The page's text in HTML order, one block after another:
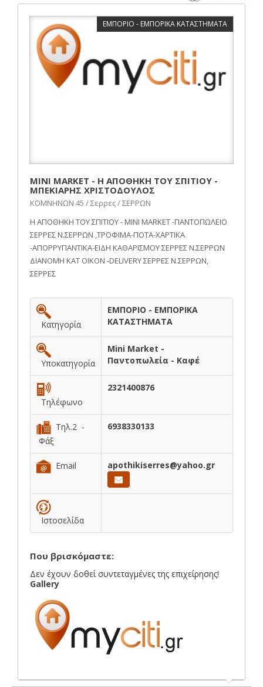
ΕΜΠΟΡΙΟ - ΕΜΠΟΡΙΚΑ ΚΑΤΑΣΤΗΜΑΤΑ
MINI MARKET - Η ΑΠΟΘΗΚΗ ΤΟΥ ΣΠΙΤΙΟΥ -
ΜΠΕΚΙΑΡΗΣ ΧΡΙΣΤΟΔΟΥΛΟΣ
ΚΟΜΝΗΝΩΝ 45 / Σερρες / ΣΕΡΡΩΝ
Η ΑΠΟΘΗΚΗ ΤΟΥ ΣΠΙΤΙΟΥ - MINI MARKET -ΠΑΝΤΟΠΩΛΕΙΟ
ΣΕΡΡΕΣ Ν.ΣΕΡΡΩΝ ,ΤΡΟΦΙΜΑ-ΠΟΤΑ-ΧΑΡΤΙΚΑ
-ΑΠΟΡΡΥΠΑΝΤΙΚΑ-ΕΙΔΗ ΚΑΘΑΡΙΣΜΟΥ ΣΕΡΡΕΣ Ν.ΣΕΡΡΩΝ
ΔΙΑΝΟΜΗ ΚΑΤ ΟΙΚΟΝ -DELIVERY ΣΕΡΡΕΣ Ν.ΣΕΡΡΩΝ,
ΣΕΡΡΕΣ
Κατηγορία
ΕΜΠΟΡΙΟ - ΕΜΠΟΡΙΚΑ
ΚΑΤΑΣΤΗΜΑΤΑ
Υποκατηγορία
Mini Market -
Παντοπωλεία - Καφέ
Τηλέφωνο
2321400876
Τηλ.2 -
Φάξ
6938330133
Email apothikiserres@yahoo.gr
Ιστοσελίδα
Που βρισκόμαστε:
Δεν έχουν δοθεί συντεταγμένες της επιχείρησης!
Gallery